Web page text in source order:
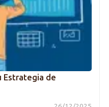
Estrategia de